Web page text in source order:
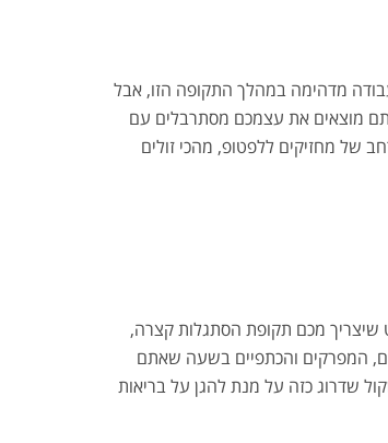
מדהימה במהלך התקופה הזו, אבל
מוצאים את עצמכם מסתרבלים עם
של מחזיקים ללפטופ, מהכי זולים
שיצריך מכם תקופת הסתגלות קצרה,
המפרקים והכתפיים בשעה שאתם
שדרוג כזה על מנת להגן על בריאות